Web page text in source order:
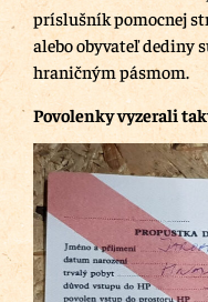
príslušník pomocnej
alebo obyvateľ dediny
hraničným pásmom.
Povolenky vyzerali